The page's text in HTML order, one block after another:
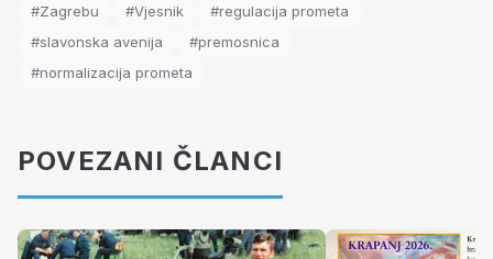
#Zagrebu #Vjesnik
#regulacija prometa
#slavonska avenija
#premosnica
#normalizacija prometa
POVEZANI ČLANCI